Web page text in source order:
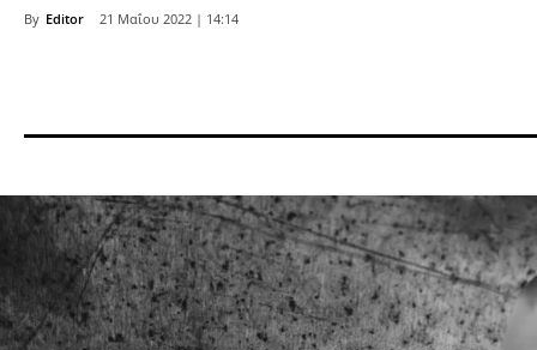
By Editor 21 Μαΐου 2022 | 14:14